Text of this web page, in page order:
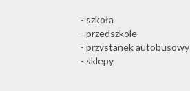
- szkoła
- przedszkole
- przystanek autobusowy
- sklepy